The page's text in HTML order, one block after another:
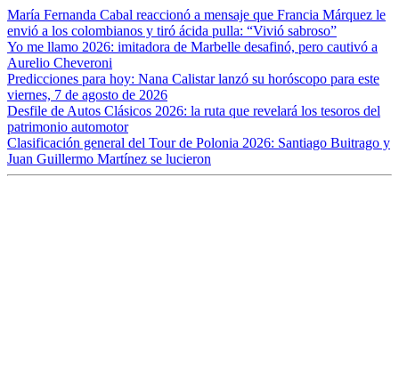
María Fernanda Cabal reaccionó a mensaje que Francia Márquez le
envió a los colombianos y tiró ácida pulla: “Vivió sabroso”
Yo me llamo 2026: imitadora de Marbelle desafinó, pero cautivó a
Aurelio Cheveroni
Predicciones para hoy: Nana Calistar lanzó su horóscopo para este
viernes, 7 de agosto de 2026
Desfile de Autos Clásicos 2026: la ruta que revelará los tesoros del
patrimonio automotor
Clasificación general del Tour de Polonia 2026: Santiago Buitrago y
Juan Guillermo Martínez se lucieron